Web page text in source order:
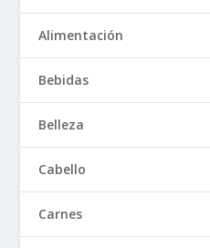
Alimentación
Bebidas
Belleza
Cabello
Carnes